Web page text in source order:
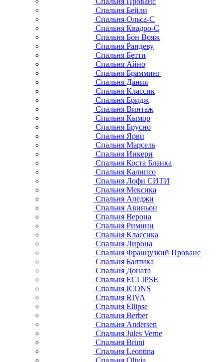
Спальня Бейли
Спальня Ольса-С
Спальня Квадро-С
Спальня Бон Вояж
Спальня Рандеву
Спальня Бетти
Спальня Айно
Спальня Брамминг
Спальня Дания
Спальня Классик
Спальня Бридж
Спальня Винтаж
Спальня Кымор
Спальня Брусно
Спальня Ярви
Спальня Марсель
Спальня Инкери
Спальня Коста Бланка
Спальня Калипсо
Спальня Лофи СИТИ
Спальня Мексика
Спальня Аледжи
Спальня Авиньон
Спальня Верона
Спальня Римини
Спальня Классика
Спальня Лирона
Спальня Французкий Прованс
Спальня Балтика
Спальня Доната
Спальня ECLIPSE
Спальня ICONS
Спальня RIVA
Спальня Ellipse
Спальня Berber
Спальня Andersen
Спальня Jules Verne
Спальня Bruni
Спальня Leontina
Спальня Olivia